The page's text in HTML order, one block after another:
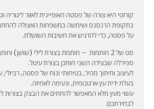
קורזטי היא צורה של פסטה האופיינית לאזור
בתקופת הרנסנס ושימשה במשפחות האצולה
על פסטה, כדי להדגיש את חשיבות השושלת.
סט של 2 חותמות – חותמת בצורת לילי (שושן)
ספירלה שבצידה השני חותכן בצורת עיגול.
לעיצוב וחיתוך מהיר, בטיחותי ונוח של פסטה, רביולי,
בעלת ידית עץ ארגונומית, ונעימה לאחיזה.
עשוי מעץ מלא המאפשר להחתים את הבצק בצורות
לבחירתכם.